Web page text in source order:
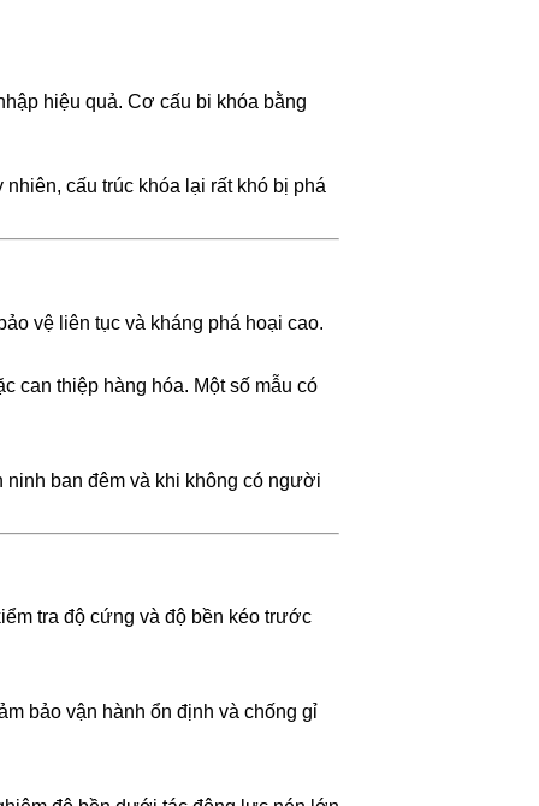
hiệu quả. Cơ cấu bi khóa bằng
cấu trúc khóa lại rất khó bị phá
vệ liên tục và kháng phá hoại cao.
can thiệp hàng hóa. Một số mẫu có
ninh ban đêm và khi không có người
tra độ cứng và độ bền kéo trước
bảo vận hành ổn định và chống gỉ